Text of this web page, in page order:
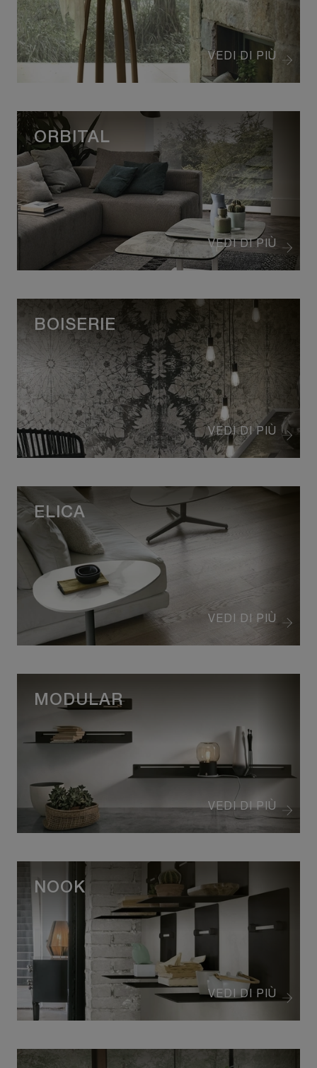
VEDI DI PIÙ
VEDI DI PIÙ
ORBITAL
VEDI DI PIÙ
BOISERIE
VEDI DI PIÙ
ELICA
VEDI DI PIÙ
MODULAR
VEDI DI PIÙ
NOOK